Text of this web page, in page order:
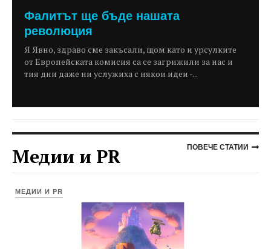
Фалитът ще бъде нашата
революция
Я Явно, здраво сме закъсали, щом като и урсулките
от Европейската комисия са се загрижили за нас и
тия дни даже ни услужиха с някои идеи -...
Медии и PR ПОВЕЧЕ СТАТИИ
МЕДИИ И PR